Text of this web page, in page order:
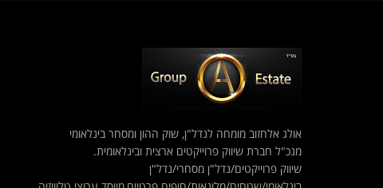
אולג אלחזוב מומחה לנדל"ן, שוק ההון ומסחר בינלאומי
מנכ"ל חברת שיווק פרוייקטים ארצית ובינלאומית.
שיווק פרוייקטים/נדל"ן מסחרי/נדל"ן